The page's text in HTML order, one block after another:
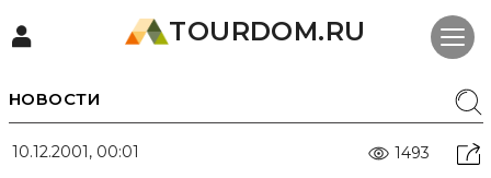
TOURDOM.RU
НОВОСТИ
10.12.2001, 00:01 1493